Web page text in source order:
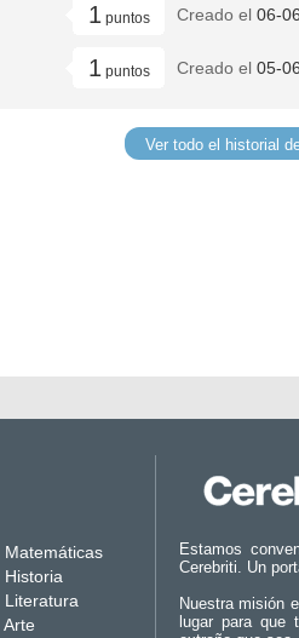
1puntos Creado el 06-
1puntos Creado el 05-
Ver todo el historial
Matemáticas
Historia
Literatura
Arte
Estamos
Cerebriti. Un
Nuestra misión
lugar para que